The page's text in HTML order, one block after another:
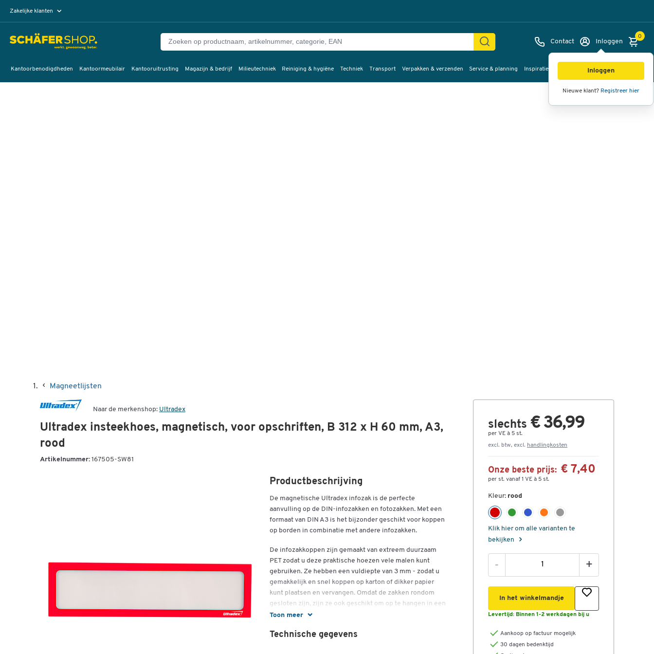
Zakelijke klanten
Contact Inloggen
Inloggen
Nieuwe klant? Registreer hier
0
Kantoorbenodigdheden Kantoormeubilair Kantooruitrusting Magazijn & bedrijf Milieutechniek Reiniging & hygiëne Techniek Transport Verpakken & verzenden Service & planning Inspiratie
Magneetlijsten
Naar de merkenshop: Ultradex
Ultradex insteekhoes, magnetisch, voor opschriften, B 312 x H 60 mm, A3,
rood
Artikelnummer: 167505-SW81
Toon meer
Productbeschrijving
De magnetische Ultradex infozak is de perfecte
aanvulling op de DIN-infozakken en fotozakken. Met een
formaat van DIN A3 is het bijzonder geschikt voor koppen
op borden in combinatie met andere infozakken.
De infozakkoppen zijn gemaakt van extreem duurzaam
PET zodat u deze praktische hoezen vele malen kunt
gebruiken. Ze hebben een vuldiepte van 3 mm - zodat u
gemakkelijk en snel koppen op karton of dikker papier
kunt plaatsen en vervangen. Omdat de zakken rondom
gesloten zijn, zijn ze ook geschikt om op te hangen in een
werkomgeving die is blootgesteld aan stof of
de informatiezak een veilige houvast. De tas kan ook
Technische gegevens
slechts € 36,99
per VE à 5 st.
excl. btw, excl. handlingkosten
Onze beste prijs: € 7,40
per st. vanaf 1 VE à 5 st.
Kleur: rood
Klik hier om alle varianten te
bekijken
- +
In het winkelmandje
Levertijd: Binnen 1-2 werkdagen bij u
Aankoop op factuur mogelijk
30 dagen bedenktijd
Afbeeldingen Video's
360°
weergave